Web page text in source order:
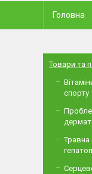
Головна
Товари та
спорту
Травна